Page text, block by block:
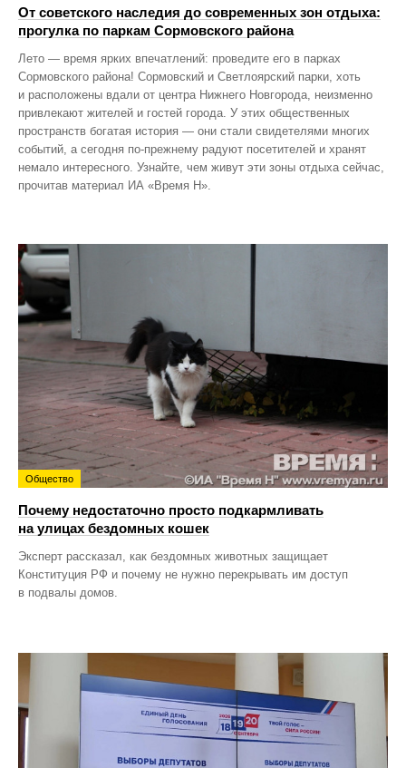
От советского наследия до современных зон отдыха:
прогулка по паркам Сормовского района
Лето — время ярких впечатлений: проведите его в парках
Сормовского района! Сормовский и Светлоярский парки, хоть
и расположены вдали от центра Нижнего Новгорода, неизменно
привлекают жителей и гостей города. У этих общественных
пространств богатая история — они стали свидетелями многих
событий, а сегодня по‑прежнему радуют посетителей и хранят
немало интересного. Узнайте, чем живут эти зоны отдыха сейчас,
прочитав материал ИА «Время Н».
Общество
Почему недостаточно просто подкармливать
на улицах бездомных кошек
Эксперт рассказал, как бездомных животных защищает
Конституция РФ и почему не нужно перекрывать им доступ
в подвалы домов.